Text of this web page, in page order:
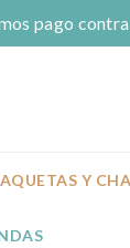
pago
Y